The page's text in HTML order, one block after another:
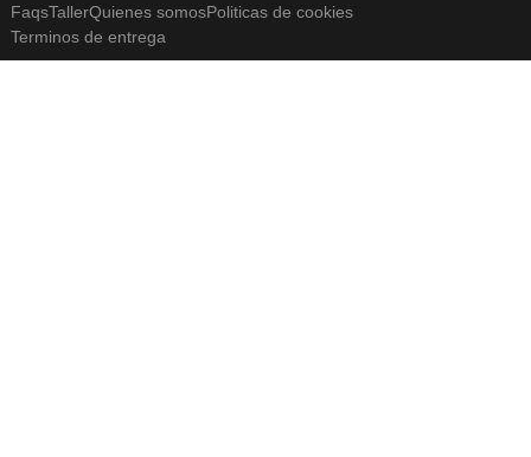
FaqsTallerQuienes somosPoliticas de cookies
Terminos de entrega